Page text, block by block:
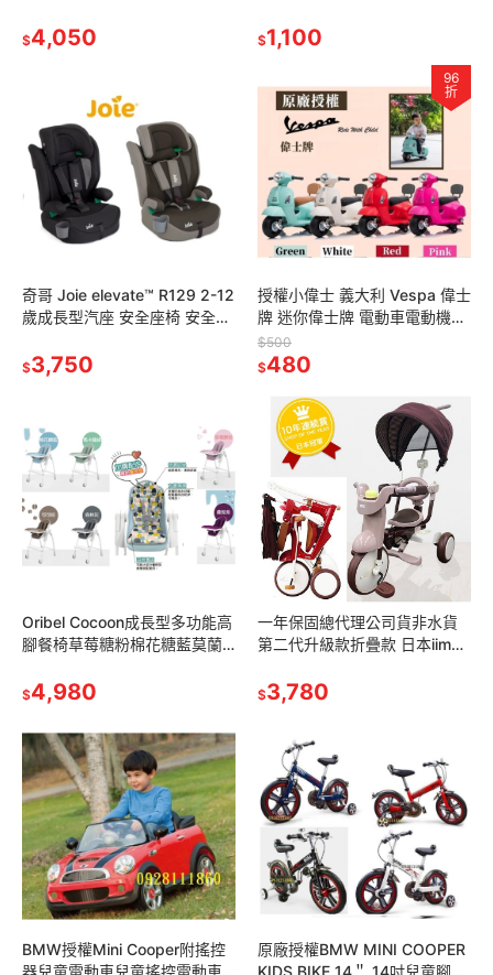
$4,050
動滾桶洗衣機
$1,100
奇哥 Joie elevate™ R129 2-12
歲成長型汽座 安全座椅 安全汽
JBD10900
$3,750
96
折
授權小偉士 義大利 Vespa 偉士
牌 迷你偉士牌 電動車電動機車
電動摩托車 白色綠色紅色粉色
充電器 電池 電瓶 插頭
$500
$480
Oribel Cocoon成長型多功能高
腳餐椅草莓糖粉棉花糖藍莫蘭
用餐椅墊
$4,980
一年保固總代理公司貨非水貨
第二代升級款折疊款 日本iimo
色後推後控摺疊三輪車腳踏車
$3,780
BMW授權Mini Cooper附搖控
器兒童電動車兒童搖控電動車
原廠授權BMW MINI COOPER
KIDS BIKE 14＂ 14吋兒童腳踏